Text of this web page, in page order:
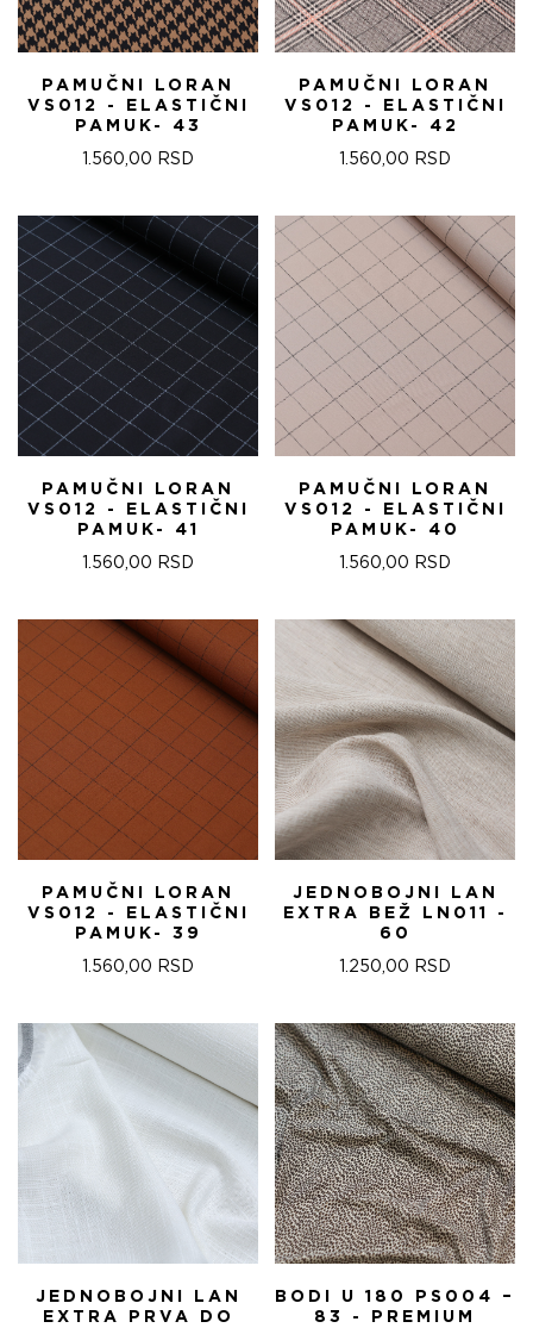
PAMUČNI LORAN
VS012 - ELASTIČNI
PAMUK- 43
1.560,00 RSD
PAMUČNI LORAN
VS012 - ELASTIČNI
PAMUK- 42
1.560,00 RSD
PAMUČNI LORAN
VS012 - ELASTIČNI
PAMUK- 41
1.560,00 RSD
PAMUČNI LORAN
VS012 - ELASTIČNI
PAMUK- 40
1.560,00 RSD
PAMUČNI LORAN
VS012 - ELASTIČNI
PAMUK- 39
1.560,00 RSD
JEDNOBOJNI LAN
EXTRA BEŽ LN011 -
60
1.250,00 RSD
JEDNOBOJNI LAN
EXTRA PRVA DO
BODI U 180 PS004 –
83 - PREMIUM